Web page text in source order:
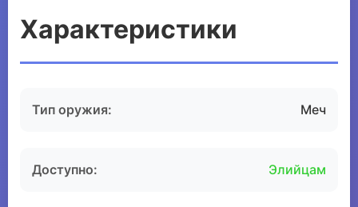
Характеристики
Тип оружия: Меч
Доступно: Элийцам